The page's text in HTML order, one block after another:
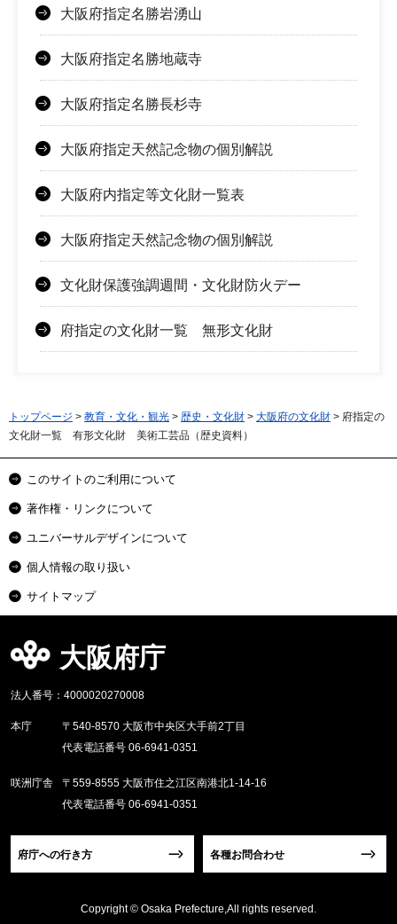
大阪府指定名勝岩湧山
大阪府指定名勝地蔵寺
大阪府指定名勝長杉寺
大阪府指定天然記念物の個別解説
大阪府内指定等文化財一覧表
大阪府指定天然記念物の個別解説
文化財保護強調週間・文化財防火デー
府指定の文化財一覧 無形文化財
トップページ > 教育・文化・観光 > 歴史・文化財 > 大阪府の文化財 > 府指定の
文化財一覧 有形文化財 美術工芸品（歴史資料）
このサイトのご利用について
著作権・リンクについて
ユニバーサルデザインについて
個人情報の取り扱い
サイトマップ
大阪府庁
法人番号：4000020270008
本庁
〒540-8570 大阪市中央区大手前2丁目
代表電話番号 06-6941-0351
咲洲庁舎
〒559-8555 大阪市住之江区南港北1-14-16
代表電話番号 06-6941-0351
府庁への行き方 各種お問合わせ
Copyright © Osaka Prefecture,All rights reserved.